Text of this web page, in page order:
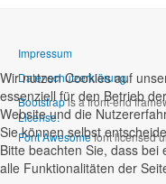
Impressum
Datenschutzerklärung
Bootstrapis a front-end
License.
Font Awesomefont licensed
Wir nutzen Cookies auf
essenziell für den Betrieb
Website und die
Sie können selbst
Bitte beachten Sie, dass
alle Funktionalitäten der